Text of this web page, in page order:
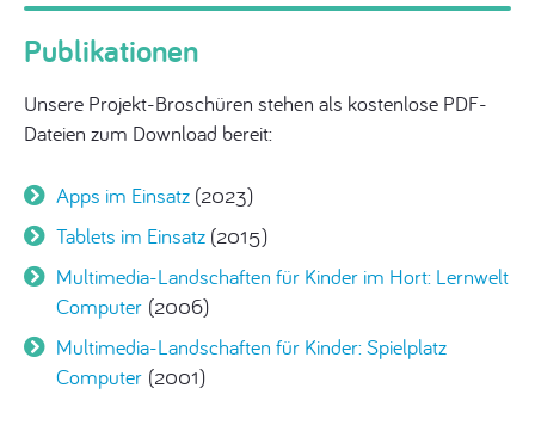
Publikationen
Unsere Projekt-Broschüren stehen als kostenlose PDF-
Dateien zum Download bereit:
Apps im Einsatz (2023)
Tablets im Einsatz (2015)
Multimedia-Landschaften für Kinder im Hort: Lernwelt
Computer (2006)
Multimedia-Landschaften für Kinder: Spielplatz
Computer (2001)